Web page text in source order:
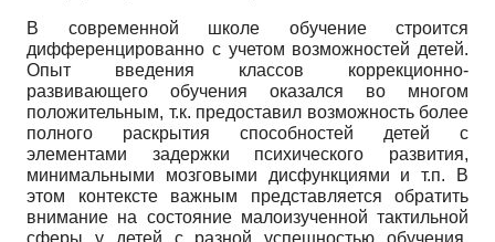
В современной школе обучение строится
дифференцированно с учетом возможностей детей.
Опыт введения классов коррекционно-
развивающего обучения оказался во многом
положительным, т.к. предоставил возможность более
полного раскрытия способностей детей с
элементами задержки психического развития,
минимальными мозговыми дисфункциями и т.п. В
этом контексте важным представляется обратить
внимание на состояние малоизученной тактильной
сферы у детей с разной успешностью обучения,